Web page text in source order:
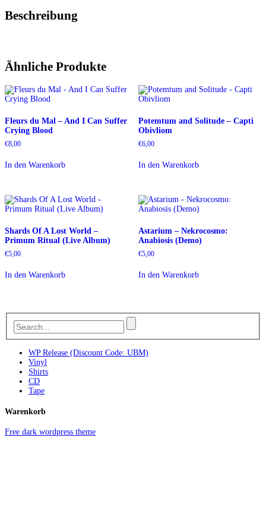
Beschreibung
Ähnliche Produkte
Fleurs du Mal – And I Can Suffer
Crying Blood
€8,00
In den Warenkorb
Potemtum and Solitude – Capti
Obivliom
€6,00
In den Warenkorb
Shards Of A Lost World –
Primum Ritual (Live Album)
€5,00
In den Warenkorb
Astarium – Nekrocosmo:
Anabiosis (Demo)
€5,00
In den Warenkorb
WP Release (Discount Code: UBM)
Vinyl
Shirts
CD
Tape
Warenkorb
Free dark wordpress theme